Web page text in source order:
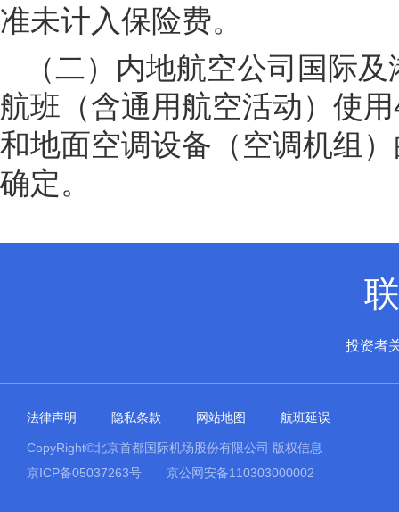
准未计入保险费。
（二）内地航空公司国际
航班（含通用航空活动）使
和地面空调设备（空调机组
确定。
投资者
法律声明 隐私条款 网站地图 航班延误
CopyRight©北京首都国际机场股份有限公司 版权信息
京ICP备05037263号
京公网安备110303000002